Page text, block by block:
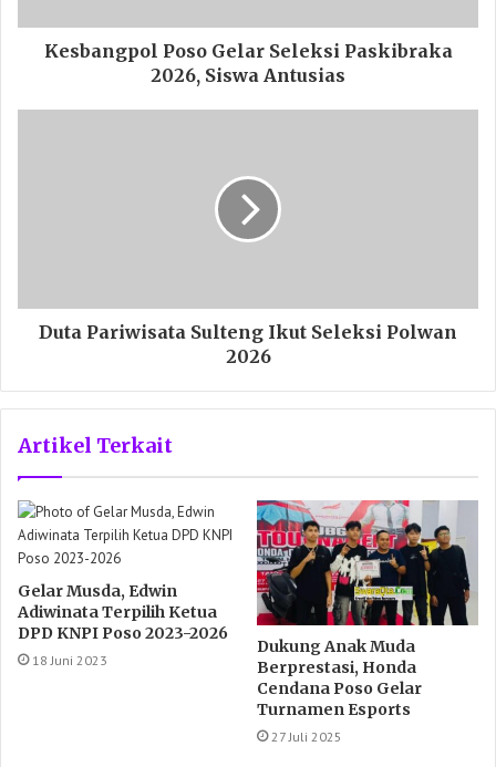
Kesbangpol Poso Gelar Seleksi Paskibraka
2026, Siswa Antusias
Duta Pariwisata Sulteng Ikut Seleksi Polwan
2026
Artikel Terkait
Gelar Musda, Edwin
Adiwinata Terpilih Ketua
DPD KNPI Poso 2023-2026
18 Juni 2023
Dukung Anak Muda
Berprestasi, Honda
Cendana Poso Gelar
Turnamen Esports
27 Juli 2025